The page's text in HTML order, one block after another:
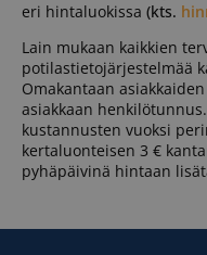
eri hintaluokissa (kts.
Lain mukaan kaikkien
potilastietojärjestelmää
Omakantaan
asiakkaan
kustannusten vuoksi
kertaluonteisen 3 €
pyhäpäivinä hintaan